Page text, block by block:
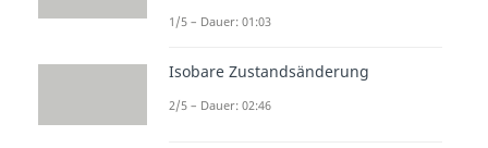
1/5 – Dauer: 01:03
Isobare Zustandsänderung
2/5 – Dauer: 02:46